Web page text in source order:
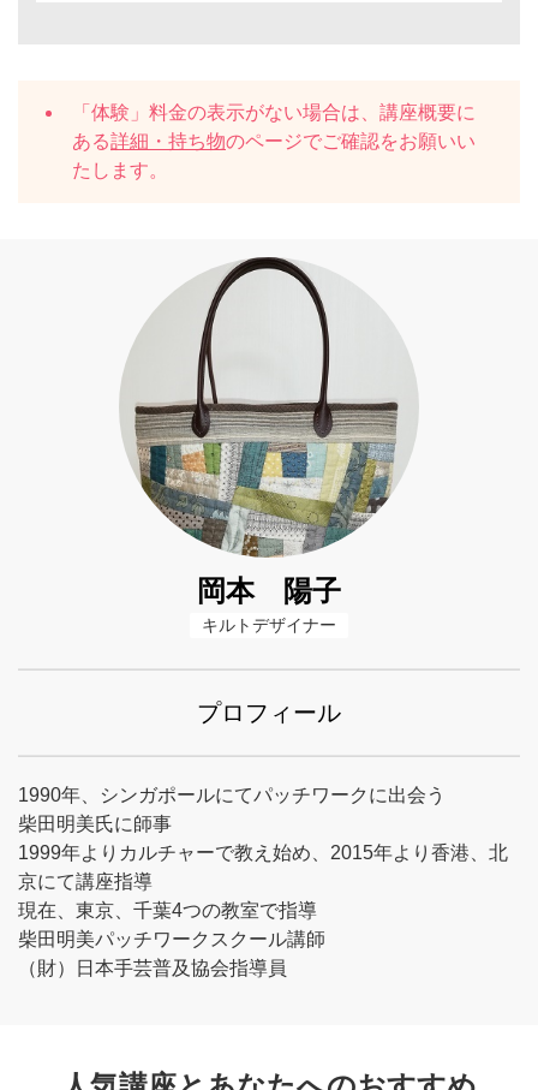
「体験」料金の表示がない場合は、講座概要に
ある詳細・持ち物のページでご確認をお願いい
たします。
岡本 陽子
キルトデザイナー
プロフィール
1990年、シンガポールにてパッチワークに出会う
柴田明美氏に師事
1999年よりカルチャーで教え始め、2015年より香港、北
京にて講座指導
現在、東京、千葉4つの教室で指導
柴田明美パッチワークスクール講師
（財）日本手芸普及協会指導員